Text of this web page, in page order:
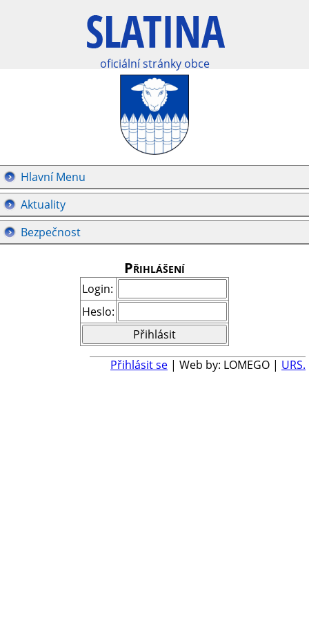
oficiální stránky obce
Hlavní Menu
Aktuality
Bezpečnost
Přihlášení
Login:
Heslo:
Přihlásit se | Web by: LOMEGO | URS.